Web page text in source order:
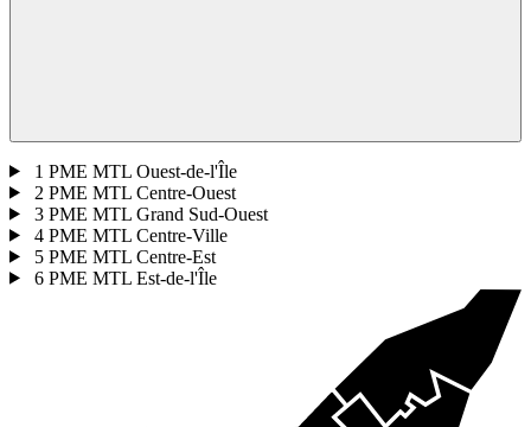
1 PME MTL Ouest-de-l'Île
2 PME MTL Centre-Ouest
3 PME MTL Grand Sud-Ouest
4 PME MTL Centre-Ville
5 PME MTL Centre-Est
6 PME MTL Est-de-l'Île